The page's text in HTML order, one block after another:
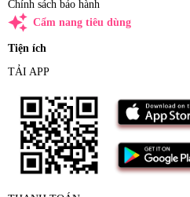
Chính sách bảo hành
auto_awesome Cẩm nang tiêu dùng
Tiện ích
TẢI APP